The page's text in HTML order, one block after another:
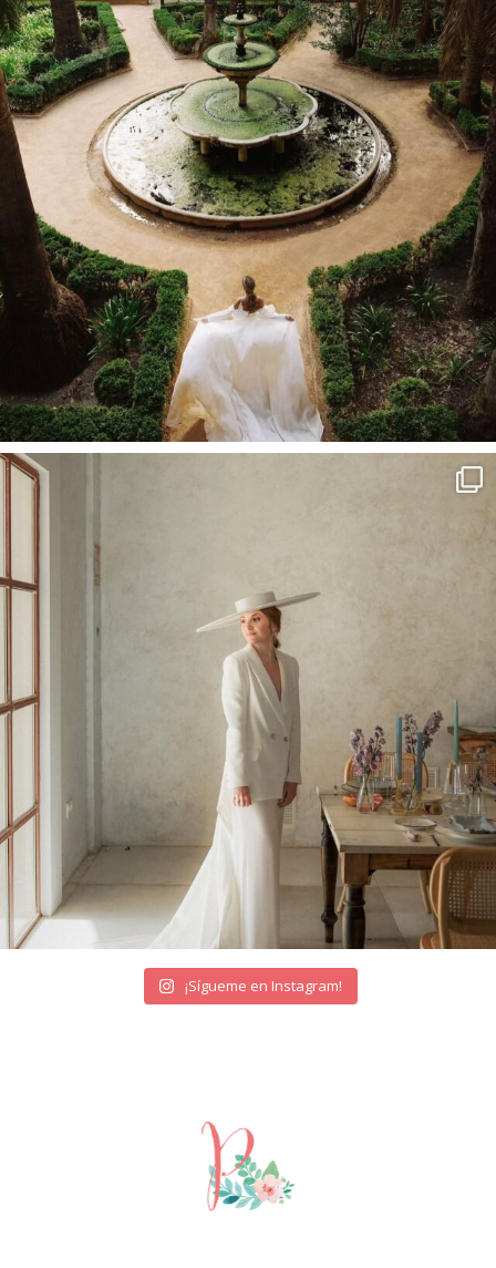
¡Sígueme en Instagram!